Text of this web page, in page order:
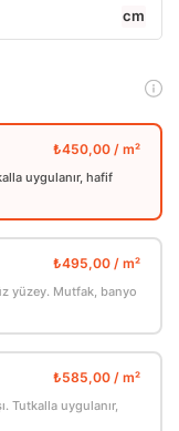
cm
uygulanır, hafif
yüzey. Mutfak, banyo
Tutkalla uygulanır,